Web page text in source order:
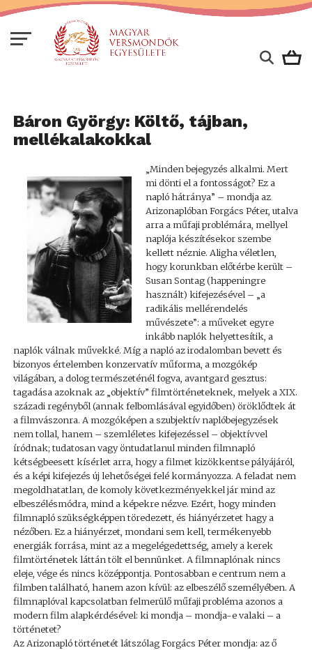
Báron György: Költő, tájban,
mellékalakokkal
„Minden bejegyzés alkalmi. Mert
mi dönti el a fontosságot? Ez a
napló hátránya” – mondja az
Arizonaplóban Forgács Péter, utalva
arra a műfaji problémára, mellyel
naplója készítésekor szembe
kellett néznie. Aligha véletlen,
hogy korunkban előtérbe került –
Susan Sontag (happeningre
használt) kifejezésével – „a
radikális mellérendelés
művészete”: a műveket egyre
inkább naplók helyettesítik, a
naplók válnak művekké. Míg a napló az irodalomban bevett és
bizonyos értelemben konzervatív műforma, a mozgókép
világában, a dolog természeténél fogva, avantgard gesztus:
tagadása azoknak az „objektív” filmtörténeteknek, melyek a XIX.
századi regényből (annak felbomlásával egyidőben) öröklődtek át
a filmvászonra. A mozgóképen a szubjektív naplóbejegyzések
nem tollal, hanem – szemléletes kifejezéssel – objektívvel
íródnak; tudatosan vagy öntudatlanul minden filmnapló
kétségbeesett kísérlet arra, hogy a filmet kizökkentse pályájáról,
és a képi kifejezés új lehetőségei felé kormányozza. A feladat nem
megoldhatatlan, de komoly következményekkel jár mind az
elbeszélésmódra, mind a képekre nézve. Ezért, hogy minden
filmnapló szükségképpen töredezett, és hiányérzetet hagy a
nézőben. Ez a hiányérzet, mondani sem kell, termékenyebb
energiák forrása, mint az a megelégedettség, amely a kerek
filmtörténetek láttán tölt el bennünket. A filmnaplónak nincs
eleje, vége és nincs középpontja. Pontosabban e centrum nem a
filmben található, hanem azon kívül: az elbeszélő személyében. A
filmnaplóval kapcsolatban felmerülő műfaji probléma azonos a
modern film alapkérdésével: ki mondja – mondja-e valaki – a
történetet?
Az Arizonapló történetét látszólag Forgács Péter mondja: az ő